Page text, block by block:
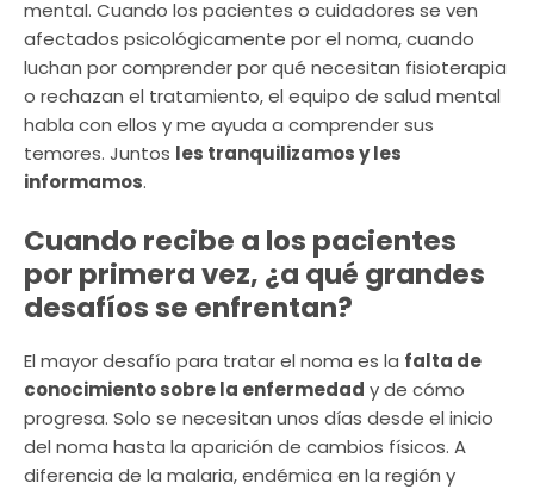
mental. Cuando los pacientes o cuidadores se ven
afectados psicológicamente por el noma, cuando
luchan por comprender por qué necesitan fisioterapia
o rechazan el tratamiento, el equipo de salud mental
habla con ellos y me ayuda a comprender sus
temores. Juntos les tranquilizamos y les
informamos.
Cuando recibe a los pacientes
por primera vez, ¿a qué grandes
desafíos se enfrentan?
El mayor desafío para tratar el noma es la falta de
conocimiento sobre la enfermedad y de cómo
progresa. Solo se necesitan unos días desde el inicio
del noma hasta la aparición de cambios físicos. A
diferencia de la malaria, endémica en la región y